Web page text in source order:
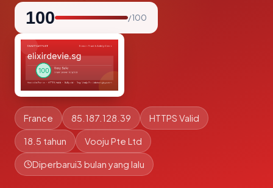
100 / 100
France 85.187.128.39 HTTPS Valid
18.5 tahun Vooju Pte Ltd
Diperbarui3 bulan yang lalu